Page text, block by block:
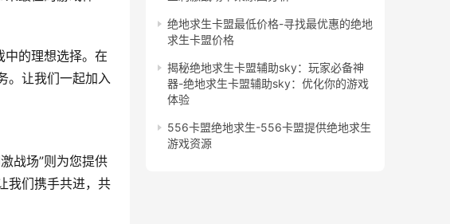
中的理想选择。在
。让我们一起加入
战场”则为您提供
我们携手共进，共
绝地求生卡盟最低价格-寻找最优惠的绝地
求生卡盟价格
揭秘绝地求生卡盟辅助sky：玩家必备神
器-绝地求生卡盟辅助sky：优化你的游戏
体验
556卡盟绝地求生-556卡盟提供绝地求生
游戏资源